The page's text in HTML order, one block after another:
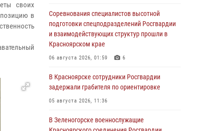
своих
в
Соревнования специалистов высотной
подготовки спецподразделений Росгвардии
и взаимодействующих структур прошли в
Красноярском крае
06 августа 2026, 01:59 6
В Красноярске сотрудники Росгвардии
задержали грабителя по ориентировке
05 августа 2026, 11:36
В Зеленогорске военнослужащие